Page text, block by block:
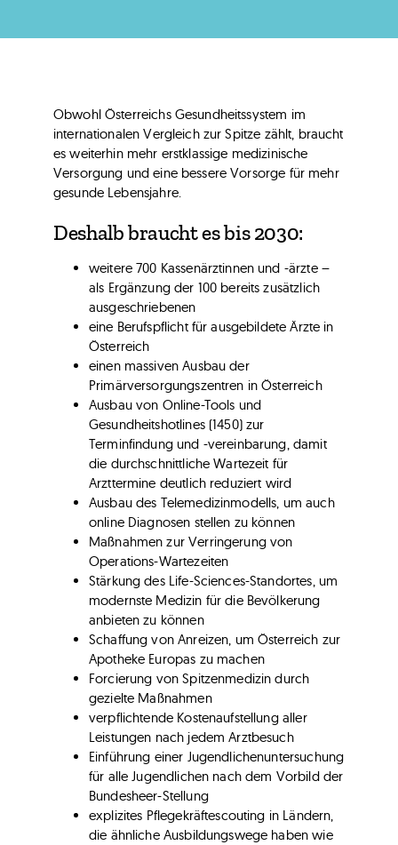
Obwohl Österreichs Gesundheitssystem im
internationalen Vergleich zur Spitze zählt, braucht
es weiterhin mehr erstklassige medizinische
Versorgung und eine bessere Vorsorge für mehr
gesunde Lebensjahre.
Deshalb braucht es bis 2030:
weitere 700 Kassenärztinnen und -ärzte –
als Ergänzung der 100 bereits zusätzlich
ausgeschriebenen
eine Berufspflicht für ausgebildete Ärzte in
Österreich
einen massiven Ausbau der
Primärversorgungszentren in Österreich
Ausbau von Online-Tools und
Gesundheitshotlines (1450) zur
Terminfindung und -vereinbarung, damit
die durchschnittliche Wartezeit für
Arzttermine deutlich reduziert wird
Ausbau des Telemedizinmodells, um auch
online Diagnosen stellen zu können
Maßnahmen zur Verringerung von
Operations-Wartezeiten
Stärkung des Life-Sciences-Standortes, um
modernste Medizin für die Bevölkerung
anbieten zu können
Schaffung von Anreizen, um Österreich zur
Apotheke Europas zu machen
Forcierung von Spitzenmedizin durch
gezielte Maßnahmen
verpflichtende Kostenaufstellung aller
Leistungen nach jedem Arztbesuch
Einführung einer Jugendlichenuntersuchung
für alle Jugendlichen nach dem Vorbild der
Bundesheer-Stellung
explizites Pflegekräftescouting in Ländern,
die ähnliche Ausbildungswege haben wie